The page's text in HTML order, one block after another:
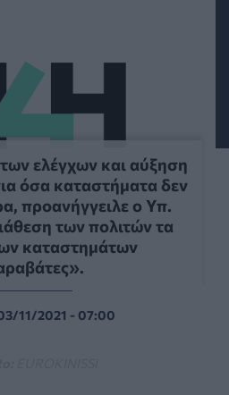
ελέγχων και αύξηση
όσα καταστήματα δεν
προανήγγειλε ο Υπ.
των πολιτών τα
καταστημάτων
11/2021 - 07:00